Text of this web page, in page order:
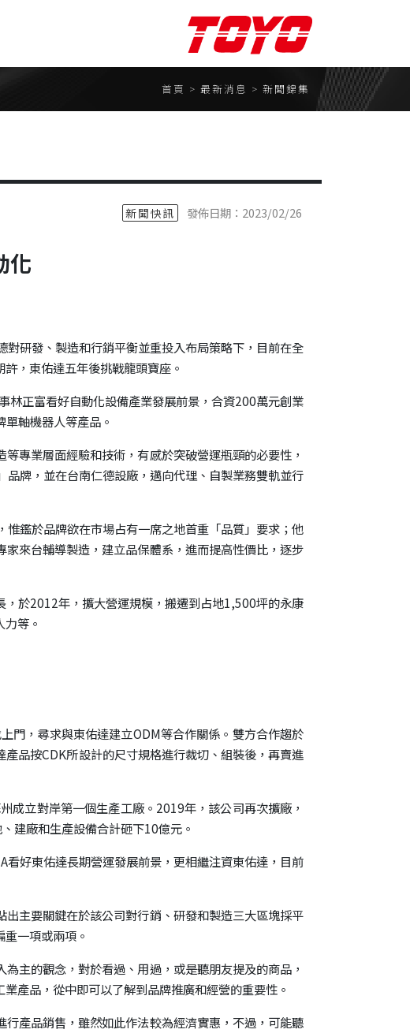
軟體
展示申請
訓練中心
聯絡我們
聯絡表單
社
TOYOROBOTICS KOREA
PRIVATE LIMITED INDIA
AMERICAS
投資人專區
首頁 > 最新消息 > 新聞錦集
新聞快訊 發佈日期：2023/02/26
化
研發、製造和行銷平衡並重投入布局策略下，目前在全
，東佑達五年後挑戰龍頭寶座。
林正富看好自動化設備產業發展前景，合資200萬元創業
軸機器人等產品。
專業層面經驗和技術，有感於突破營運瓶頸的必要性，
牌，並在台南仁德設廠，邁向代理、自製業務雙軌並行
鑑於品牌欲在市場占有一席之地首重「品質」要求；他
來台輔導製造，建立品保體系，進而提高性價比，逐步
於2012年，擴大營運規模，搬遷到占地1,500坪的永康
等。
門，尋求與東佑達建立ODM等合作關係。雙方合作趨於
品按CDK所設計的尺寸規格進行裁切、組裝後，再賣進
成立對岸第一個生產工廠。2019年，該公司再次擴廠，
建廠和生產設備合計砸下10億元。
好東佑達長期營運發展前景，更相繼注資東佑達，目前
主要關鍵在於該公司對行銷、研發和製造三大區塊採平
一項或兩項。
主的觀念，對於看過、用過，或是聽朋友提及的商品，
產品，從中即可以了解到品牌推廣和經營的重要性。
產品銷售，雖然如此作法較為經濟實惠，不過，可能聽